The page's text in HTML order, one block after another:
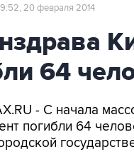
20 февраля 2014
64
- С начала
погибли 64